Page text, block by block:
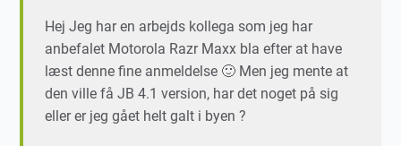
Hej Jeg har en arbejds kollega som jeg har
anbefalet Motorola Razr Maxx bla efter at have
læst denne fine anmeldelse 🙂 Men jeg mente at
den ville få JB 4.1 version, har det noget på sig
eller er jeg gået helt galt i byen ?